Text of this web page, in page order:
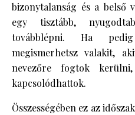
bizonytalanság és a belső
egy tisztább,
továbblépni. Ha
megismerhetsz valakit,
nevezőre fogtok
kapcsolódhattok.
Összességében ez az